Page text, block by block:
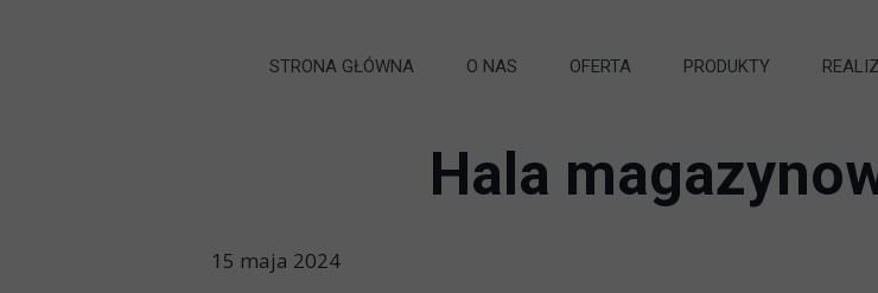
STRONA GŁÓWNA O NAS OFERTA PRODUKTY
15 maja 2024
Hala